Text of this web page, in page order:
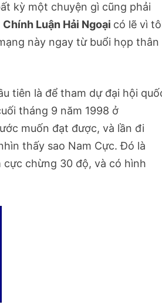
kỳ một chuyện gì cũng phải
Chính Luận Hải Ngoại có lẽ vì
này ngay từ buổi họp thân
tiên là để tham dự đại hội
tháng 9 năm 1998 ở
muốn đạt được, và lần đi
thấy sao Nam Cực. Đó là
chừng 30 độ, và có hình